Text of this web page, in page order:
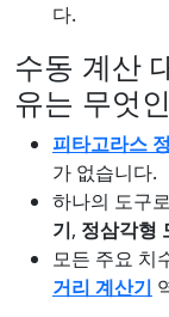
다.
수동 계산
유는 무엇
피타고라스
가 없습니다.
하나의 도구로
기, 정삼각형
모든 주요 치
거리 계산기